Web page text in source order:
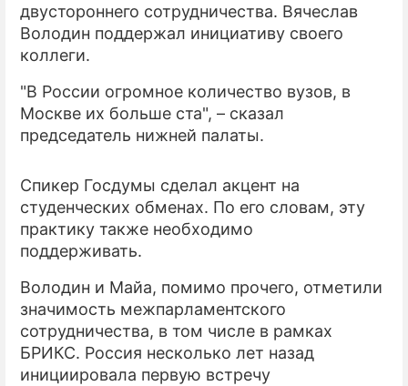
ПРЕСС-РЕЛИЗЫ
двустороннего сотрудничества. Вячеслав
Володин поддержал инициативу своего
коллеги.
"В России огромное количество вузов, в
Москве их больше ста", – сказал
председатель нижней палаты.
Спикер Госдумы сделал акцент на
студенческих обменах. По его словам, эту
практику также необходимо
поддерживать.
Володин и Майа, помимо прочего, отметили
значимость межпарламентского
сотрудничества, в том числе в рамках
БРИКС. Россия несколько лет назад
инициировала первую встречу